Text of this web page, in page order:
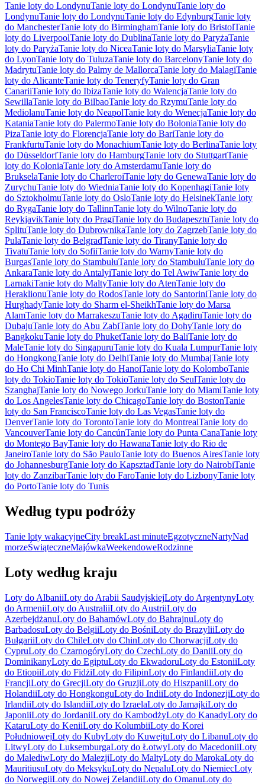
Tanie loty do LondynuTanie loty do LondynuTanie loty do
LondynuTanie loty do LondynuTanie loty do EdynburgTanie loty
do ManchesterTanie loty do BirminghamTanie loty do BristolTanie
loty do LiverpoolTanie loty do DublinaTanie loty do ParyżaTanie
loty do ParyżaTanie loty do NiceaTanie loty do MarsyliaTanie loty
do LyonTanie loty do TuluzaTanie loty do BarcelonyTanie loty do
MadrytuTanie loty do Palmy de MallorcaTanie loty do MalagiTanie
loty do AlicanteTanie loty do TeneryfyTanie loty do Gran
CanariiTanie loty do IbizaTanie loty do WalencjaTanie loty do
SewillaTanie loty do BilbaoTanie loty do RzymuTanie loty do
MediolanuTanie loty do NeapolTanie loty do WenecjaTanie loty do
KataniaTanie loty do PalermoTanie loty do BoloniaTanie loty do
PizaTanie loty do FlorencjaTanie loty do BariTanie loty do
FrankfurtuTanie loty do MonachiumTanie loty do BerlinaTanie loty
do DüsseldorfTanie loty do HamburgTanie loty do StuttgartTanie
loty do KoloniaTanie loty do AmsterdamuTanie loty do
BrukselaTanie loty do CharleroiTanie loty do GenewaTanie loty do
ZurychuTanie loty do WiedniaTanie loty do KopenhagiTanie loty
do SztokholmuTanie loty do OsloTanie loty do HelsinekTanie loty
do RygaTanie loty do TallinnTanie loty do WilnoTanie loty do
ReykjavikTanie loty do PragiTanie loty do BudapesztuTanie loty do
SplituTanie loty do DubrownikaTanie loty do ZagrzebTanie loty do
PulaTanie loty do BelgradTanie loty do TiranyTanie loty do
TivatuTanie loty do SofiiTanie loty do WarnyTanie loty do
BurgasTanie loty do StambułuTanie loty do StambułuTanie loty do
AnkaraTanie loty do AntalyiTanie loty do Tel AwiwTanie loty do
LarnakiTanie loty do MaltyTanie loty do AtenTanie loty do
HeraklionuTanie loty do RodosTanie loty do SantoriniTanie loty do
HurghadyTanie loty do Sharm el-SheikhTanie loty do Marsa
AlamTanie loty do MarrakeszuTanie loty do AgadiruTanie loty do
DubajuTanie loty do Abu ZabiTanie loty do DohyTanie loty do
BangkokuTanie loty do PhuketTanie loty do BaliTanie loty do
MaleTanie loty do SingapuruTanie loty do Kuala LumpurTanie loty
do HongkongTanie loty do DelhiTanie loty do MumbajTanie loty
do Ho Chi MinhTanie loty do HanoiTanie loty do KolomboTanie
loty do TokioTanie loty do TokioTanie loty do SeulTanie loty do
SzanghajTanie loty do Nowego JorkuTanie loty do MiamiTanie loty
do Los AngelesTanie loty do ChicagoTanie loty do BostonTanie
loty do San FranciscoTanie loty do Las VegasTanie loty do
DenverTanie loty do TorontoTanie loty do MontrealTanie loty do
VancouverTanie loty do CancúnTanie loty do Punta CanaTanie loty
do Montego BayTanie loty do HawanaTanie loty do Rio de
JaneiroTanie loty do São PauloTanie loty do Buenos AiresTanie loty
do JohannesburgTanie loty do KapsztadTanie loty do NairobiTanie
loty do ZanzibarTanie loty do FaroTanie loty do LizbonyTanie loty
do PortoTanie loty do Tunis
Według typu podróży
Tanie loty wakacyjneCity breakLast minuteEgzotyczneNartyNad
morzeŚwiąteczneMajówkaWeekendoweRodzinne
Loty według kraju
Loty do AlbaniiLoty do Arabii SaudyjskiejLoty do ArgentynyLoty
do ArmeniiLoty do AustraliiLoty do AustriiLoty do
AzerbejdżanuLoty do BahamówLoty do BahrajnuLoty do
BarbadosuLoty do BelgiiLoty do BośniLoty do BrazyliiLoty do
BułgariiLoty do ChileLoty do ChinLoty do ChorwacjiLoty do
CypruLoty do CzarnogóryLoty do CzechLoty do DaniiLoty do
DominikanyLoty do EgiptuLoty do EkwadoruLoty do EstoniiLoty
do EtiopiiLoty do FidżiLoty do FilipinLoty do FinlandiiLoty do
FrancjiLoty do GrecjiLoty do GruzjiLoty do HiszpaniiLoty do
HolandiiLoty do HongkonguLoty do IndiiLoty do IndonezjiLoty do
IrlandiiLoty do IslandiiLoty do IzraelaLoty do JamajkiLoty do
JaponiiLoty do JordaniiLoty do KambodżyLoty do KanadyLoty do
KataruLoty do KeniiLoty do KolumbiiLoty do Korei
PołudniowejLoty do KubyLoty do KuwejtuLoty do LibanuLoty do
LitwyLoty do LuksemburgaLoty do ŁotwyLoty do MacedoniiLoty
do MalediwLoty do MalezjiLoty do MaltyLoty do MarokaLoty do
MauritiusuLoty do MeksykuLoty do NepaluLoty do NiemiecLoty
do NorwegiiLoty do Nowej ZelandiiLoty do OmanuLoty do